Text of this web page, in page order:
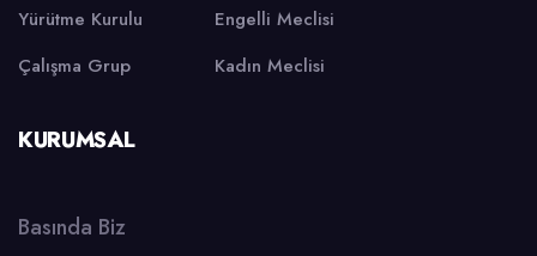
Yürütme Kurulu
Çalışma Grup
Engelli Meclisi
Kadın Meclisi
KURUMSAL
Basında Biz